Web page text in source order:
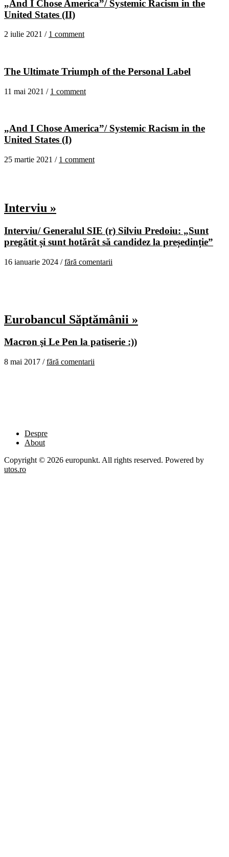
„And I Chose America”/ Systemic Racism in the
United States (II)
2 iulie 2021 / 1 comment
The Ultimate Triumph of the Personal Label
11 mai 2021 / 1 comment
„And I Chose America”/ Systemic Racism in the
United States (I)
25 martie 2021 / 1 comment
Interviu »
Interviu/ Generalul SIE (r) Silviu Predoiu: „Sunt
pregătit și sunt hotărât să candidez la președinție”
16 ianuarie 2024 /fără comentarii
Eurobancul Săptămânii »
Macron şi Le Pen la patiserie :))
8 mai 2017 /fără comentarii
Despre
About
Copyright © 2026 europunkt. All rights reserved. Powered by
utos.ro